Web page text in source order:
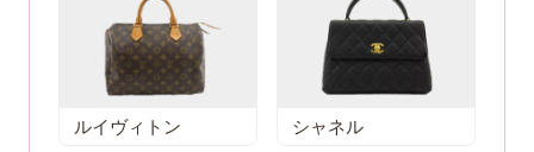
ルイヴィトン シャネル